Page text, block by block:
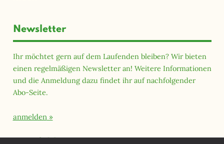
Newsletter
Ihr möchtet gern auf dem Laufenden bleiben? Wir bieten
einen regelmäßigen Newsletter an! Weitere Informationen
und die Anmeldung dazu findet ihr auf nachfolgender
Abo-Seite.
anmelden